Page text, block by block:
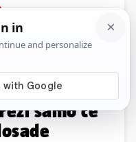
Komentari
jednog na
samo će